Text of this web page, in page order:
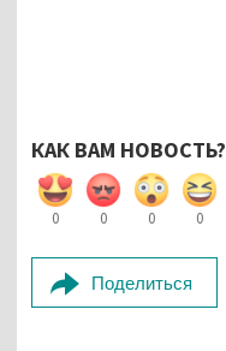
КАК ВАМ НОВОСТЬ?
0 0 0 0
Поделиться